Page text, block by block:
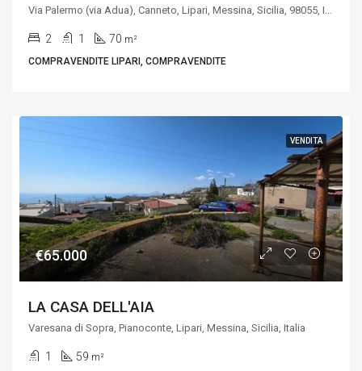
Via Palermo (via Adua), Canneto, Lipari, Messina, Sicilia, 98055, Italia
2 1 70 m²
COMPRAVENDITE LIPARI, COMPRAVENDITE
VENDITA
€65.000
LA CASA DELL'AIA
Varesana di Sopra, Pianoconte, Lipari, Messina, Sicilia, Italia
1 59 m²